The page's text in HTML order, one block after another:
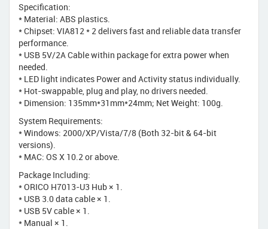
Specification:
* Material: ABS plastics.
* Chipset: VIA812 * 2 delivers fast and reliable data transfer
performance.
* USB 5V/2A Cable within package for extra power when
needed.
* LED light indicates Power and Activity status individually.
* Hot-swappable, plug and play, no drivers needed.
* Dimension: 135mm*31mm*24mm; Net Weight: 100g.
System Requirements:
* Windows: 2000/XP/Vista/7/8 (Both 32-bit & 64-bit
versions).
* MAC: OS X 10.2 or above.
Package Including:
* ORICO H7013-U3 Hub × 1.
* USB 3.0 data cable × 1.
* USB 5V cable × 1.
* Manual × 1.